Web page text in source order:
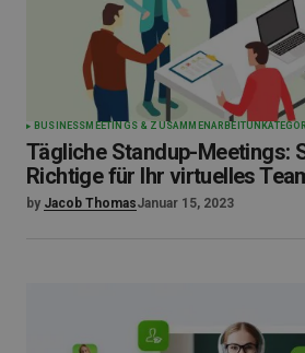
BUSINESS MEETINGS & ZUSAMMENARBEIT
Tägliche Standup-Meetings:
Richtige für Ihr virtuelles
by Jacob ThomasJanuar 15, 2023